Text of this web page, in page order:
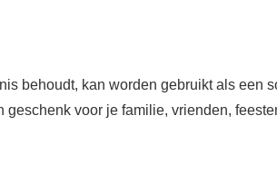
behoudt, kan worden gebruikt als een
voor je familie, vrienden,